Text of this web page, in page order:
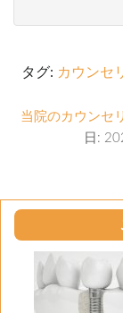
タグ: カウンセ
当院のカウンセ
日: